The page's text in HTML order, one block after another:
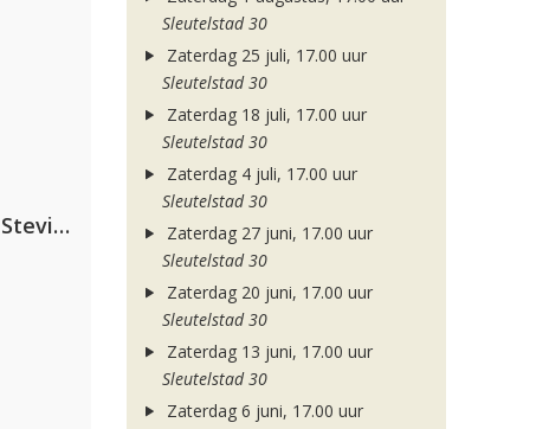
PAWSA & The Adventures Of Stevie V
Sleutelstad 30
Zaterdag 25 juli, 17.00 uur
Sleutelstad 30
Zaterdag 18 juli, 17.00 uur
Sleutelstad 30
Zaterdag 4 juli, 17.00 uur
Sleutelstad 30
Zaterdag 27 juni, 17.00 uur
Sleutelstad 30
Zaterdag 20 juni, 17.00 uur
Sleutelstad 30
Zaterdag 13 juni, 17.00 uur
Sleutelstad 30
Zaterdag 6 juni, 17.00 uur